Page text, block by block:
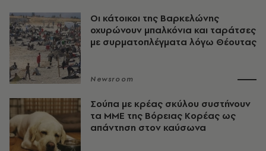
Οι κάτοικοι της Βαρκελώνης
οχυρώνουν μπαλκόνια και ταράτσες
με συρματοπλέγματα λόγω Θέουτας
Newsroom
Σούπα με κρέας σκύλου συστήνουν
τα ΜΜΕ της Βόρειας Κορέας ως
απάντηση στον καύσωνα